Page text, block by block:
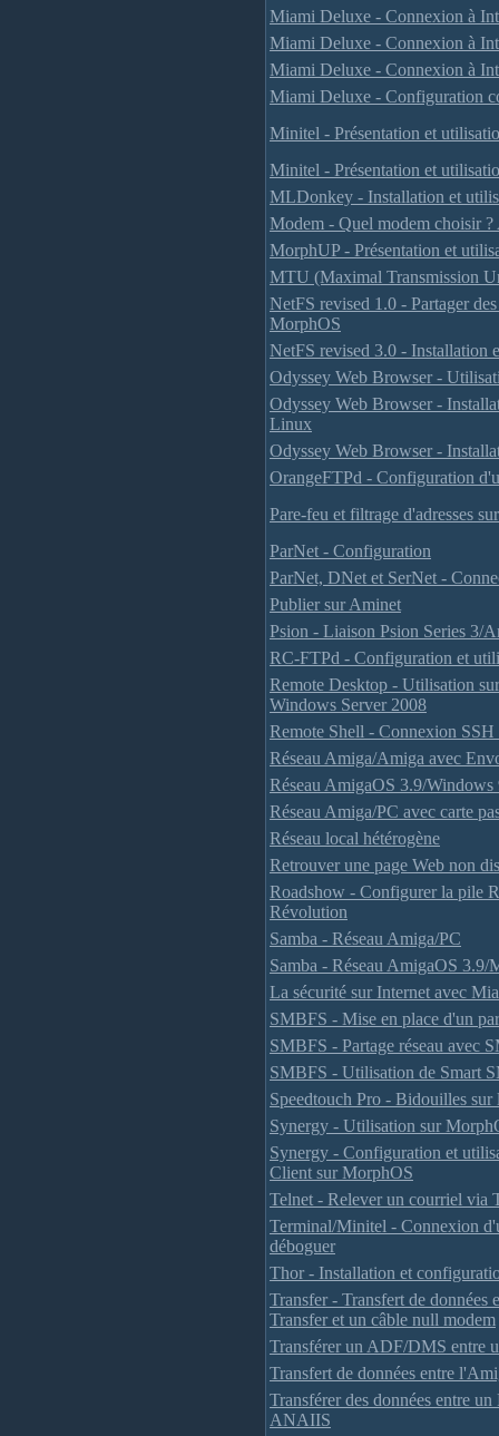
Miami Deluxe - Connexion à
Miami Deluxe - Connexion à
Miami Deluxe - Connexion à
Miami Deluxe - Configuration
Minitel - Présentation et
Minitel - Présentation et
MLDonkey - Installation et
Modem - Quel modem choisir
MorphUP - Présentation et
MTU (Maximal Transmission
NetFS revised 1.0 - Partager
MorphOS
NetFS revised 3.0 - Installation
Odyssey Web Browser -
Odyssey Web Browser -
Linux
Odyssey Web Browser -
OrangeFTPd - Configuration
Pare-feu et filtrage d'adresses
ParNet - Configuration
ParNet, DNet et SerNet -
Publier sur Aminet
Psion - Liaison Psion Series 3/
RC-FTPd - Configuration et
Remote Desktop - Utilisation
Windows Server 2008
Remote Shell - Connexion SSH
Réseau Amiga/Amiga avec
Réseau AmigaOS 3.9/Windows
Réseau Amiga/PC avec carte
Réseau local hétérogène
Retrouver une page Web non
Roadshow - Configurer la pile
Révolution
Samba - Réseau Amiga/PC
Samba - Réseau AmigaOS 3.9/
La sécurité sur Internet avec
SMBFS - Mise en place d'un
SMBFS - Partage réseau avec
SMBFS - Utilisation de Smart
Speedtouch Pro - Bidouilles
Synergy - Utilisation sur
Synergy - Configuration et
Client sur MorphOS
Telnet - Relever un courriel via
Terminal/Minitel - Connexion
déboguer
Thor - Installation et
Transfer - Transfert de données
Transfer et un câble null modem
Transférer un ADF/DMS entre
Transfert de données entre
Transférer des données entre
ANAIIS